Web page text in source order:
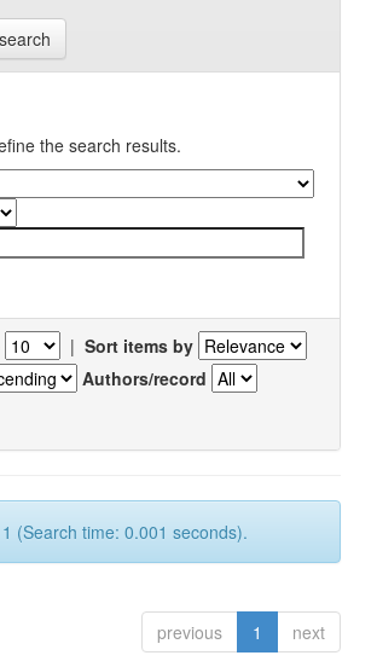
the search results.
| Sort items by
Authors/record
(Search time: 0.001 seconds).
previous 1 next